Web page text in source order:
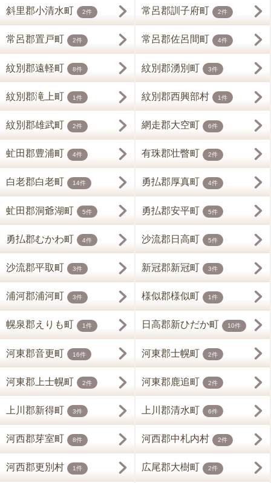
斜里郡小清水町 2件 常呂郡訓子府町 2件
常呂郡置戸町 2件 常呂郡佐呂間町 4件
紋別郡遠軽町 8件 紋別郡湧別町 3件
紋別郡滝上町 1件 紋別郡西興部村 1件
紋別郡雄武町 2件 網走郡大空町 6件
虻田郡豊浦町 4件 有珠郡壮瞥町 2件
白老郡白老町 14件 勇払郡厚真町 4件
虻田郡洞爺湖町 5件 勇払郡安平町 5件
勇払郡むかわ町 4件 沙流郡日高町 5件
沙流郡平取町 3件 新冠郡新冠町 3件
浦河郡浦河町 3件 様似郡様似町 1件
幌泉郡えりも町 1件 日高郡新ひだか町 10件
河東郡音更町 16件 河東郡士幌町 2件
河東郡上士幌町 2件 河東郡鹿追町 2件
上川郡新得町 3件 上川郡清水町 6件
河西郡芽室町 8件 河西郡中札内村 2件
河西郡更別村 1件 広尾郡大樹町 2件